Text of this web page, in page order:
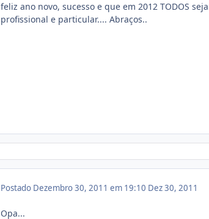
feliz ano novo, sucesso e que em 2012 TODOS
profissional e particular.... Abraços..
Postado Dezembro 30, 2011 em 19:10 Dez 30, 2011
Opa...